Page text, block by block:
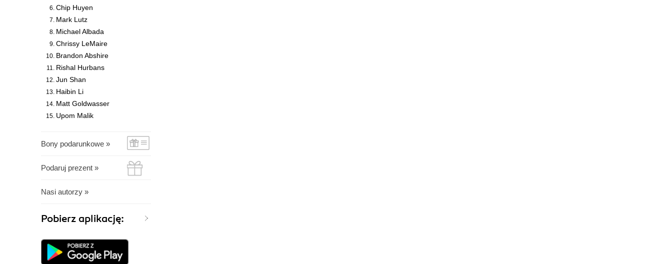
Chip Huyen
Mark Lutz
Michael Albada
Chrissy LeMaire
Brandon Abshire
Rishal Hurbans
Jun Shan
Haibin Li
Matt Goldwasser
Upom Malik
Bony podarunkowe »
Podaruj prezent »
Nasi autorzy »
Pobierz aplikację: